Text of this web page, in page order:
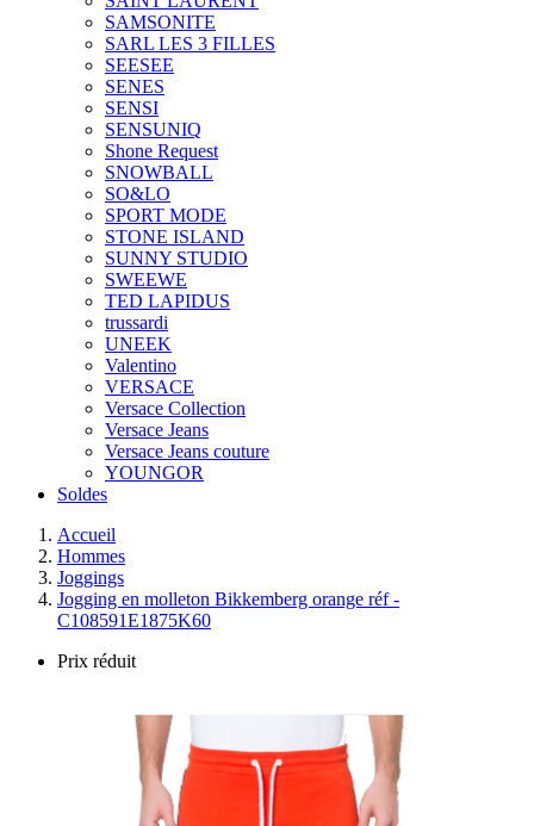
SAMSONITE
SARL LES 3 FILLES
SEESEE
SENES
SENSI
SENSUNIQ
Shone Request
SNOWBALL
SO&LO
SPORT MODE
STONE ISLAND
SUNNY STUDIO
SWEEWE
TED LAPIDUS
trussardi
UNEEK
Valentino
VERSACE
Versace Collection
Versace Jeans
Versace Jeans couture
YOUNGOR
Soldes
Accueil
Hommes
Joggings
Jogging en molleton Bikkemberg orange réf -
C108591E1875K60
Prix réduit